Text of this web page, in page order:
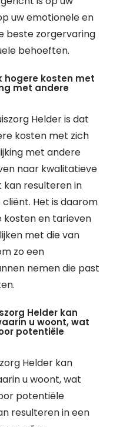
uw emotionele en
beste zorgervaring
behoeften.
hogere kosten met
met andere
Helder is dat
kosten met zich
met andere
naar kwalitatieve
kan resulteren in
Het is daarom
kosten en tarieven
met die van
zo een
nemen die past
Helder kan
u woont, wat
potentiële
Helder kan
u woont, wat
potentiële
resulteren in een